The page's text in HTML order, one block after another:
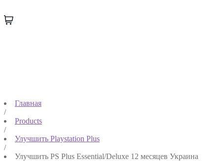
Главная
/
Products
/
Улучшить Playstation Plus
/
Улучшить PS Plus Essential/Deluxe 12 месяцев Украина